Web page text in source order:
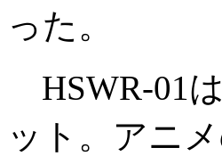
った。
HSWR-01
ット。アニ